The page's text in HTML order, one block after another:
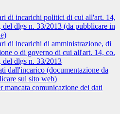
di incarichi politici di cui all'art. 14,
del dlgs n. 33/2013 (da pubblicare in
di incarichi di amministrazione, di
o di governo di cui all'art. 14, co.
del dlgs n. 33/2013
dall'incarico (documentazione da
sul sito web)
mancata comunicazione dei dati